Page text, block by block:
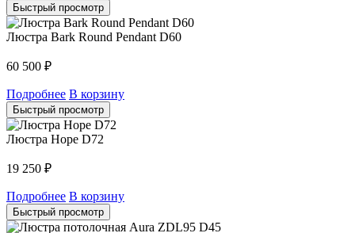
Быстрый просмотр
Люстра Bark Round Pendant D60
60 500 ₽
Подробнее В корзину
Быстрый просмотр
Люстра Hope D72
19 250 ₽
Подробнее В корзину
Быстрый просмотр